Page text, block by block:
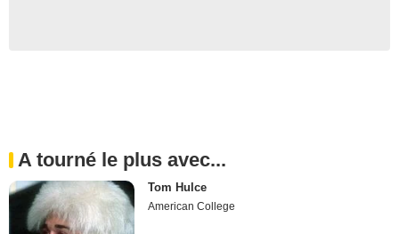
A tourné le plus avec...
Tom Hulce
American College